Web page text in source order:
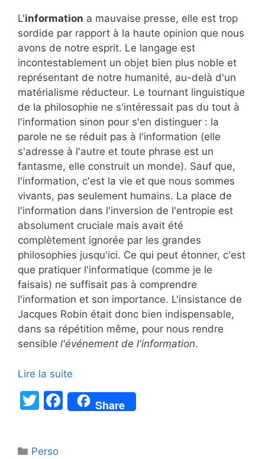
L'information a mauvaise presse, elle est trop
sordide par rapport à la haute opinion que nous
avons de notre esprit. Le langage est
incontestablement un objet bien plus noble et
représentant de notre humanité, au-delà d'un
matérialisme réducteur. Le tournant linguistique
de la philosophie ne s'intéressait pas du tout à
l'information sinon pour s'en distinguer : la
parole ne se réduit pas à l'information (elle
s'adresse à l'autre et toute phrase est un
fantasme, elle construit un monde). Sauf que,
l'information, c'est la vie et que nous sommes
vivants, pas seulement humains. La place de
l'information dans l'inversion de l'entropie est
absolument cruciale mais avait été
complètement ignorée par les grandes
philosophies jusqu'ici. Ce qui peut étonner, c'est
que pratiquer l'informatique (comme je le
faisais) ne suffisait pas à comprendre
l'information et son importance. L'insistance de
Jacques Robin était donc bien indispensable,
dans sa répétition même, pour nous rendre
sensible l'événement de l'information.
Lire la suite
T
F
a
Share
Catégories
Perso